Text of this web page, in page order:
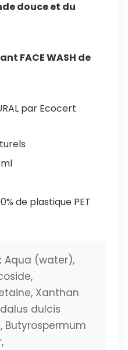
douce et du
FACE WASH de
par Ecocert
de plastique PET
Aqua (water),
Xanthan
dulcis
Butyrospermum